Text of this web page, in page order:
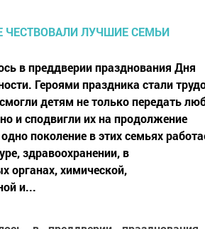
в преддверии празднования Дня
Героями праздника стали
детям не только передать
и сподвигли их на продолжение
поколение в этих семьях
здравоохранении, в
органах, химической,
и...